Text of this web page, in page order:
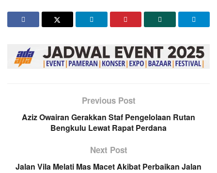
Previous Post
Aziz Owairan Gerakkan Staf Pengelolaan Rutan
Bengkulu Lewat Rapat Perdana
Next Post
Jalan Vila Melati Mas Macet Akibat Perbaikan Jalan